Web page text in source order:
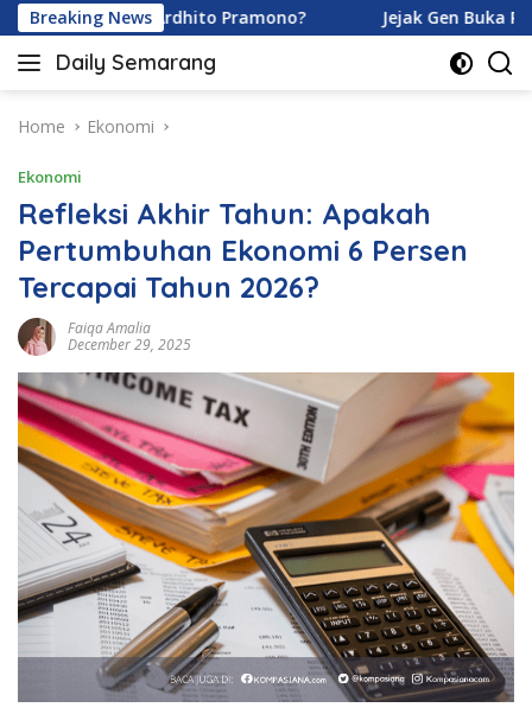
Skip
to
content
Breaking News
dan Ardhito Pramono? Jejak Gen Buka Rahasia
Daily Semarang
"Semarang
Ini:
Terkini
untuk
Anda"
Home Ekonomi
Ekonomi
Refleksi Akhir Tahun: Apakah
Pertumbuhan Ekonomi 6 Persen
Tercapai Tahun 2026?
Faiqa Amalia
December 29, 2025